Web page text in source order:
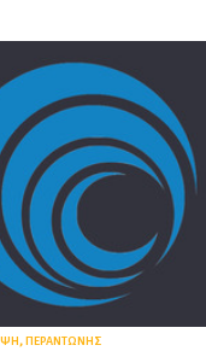
, ΠΕΡΑΝΤΩΝΗΣ